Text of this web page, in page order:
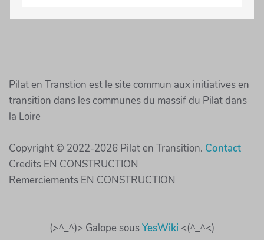
Pilat en Transtion est le site commun aux initiatives en
transition dans les communes du massif du Pilat dans
la Loire
Copyright © 2022-2026 Pilat en Transition. Contact
Credits EN CONSTRUCTION
Remerciements EN CONSTRUCTION
(>^_^)> Galope sousYesWiki <(^_^<)